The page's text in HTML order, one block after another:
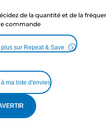
de la quantité et de la
commande
sur Repeat & Save
ma liste d'envies